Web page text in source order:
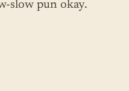
slow pun okay.